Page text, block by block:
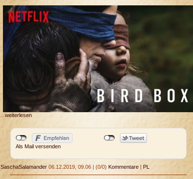
weiterlesen
Als Mail versenden
SaschaSalamander 06.12.2019, 09.06 | (0/0) Kommentare | PL